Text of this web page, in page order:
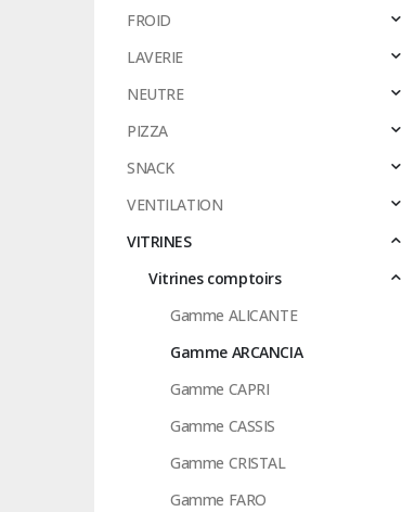
FROID
LAVERIE
NEUTRE
PIZZA
SNACK
VENTILATION
VITRINES
Vitrines comptoirs
Gamme ALICANTE
Gamme ARCANCIA
Gamme CAPRI
Gamme CASSIS
Gamme CRISTAL
Gamme FARO